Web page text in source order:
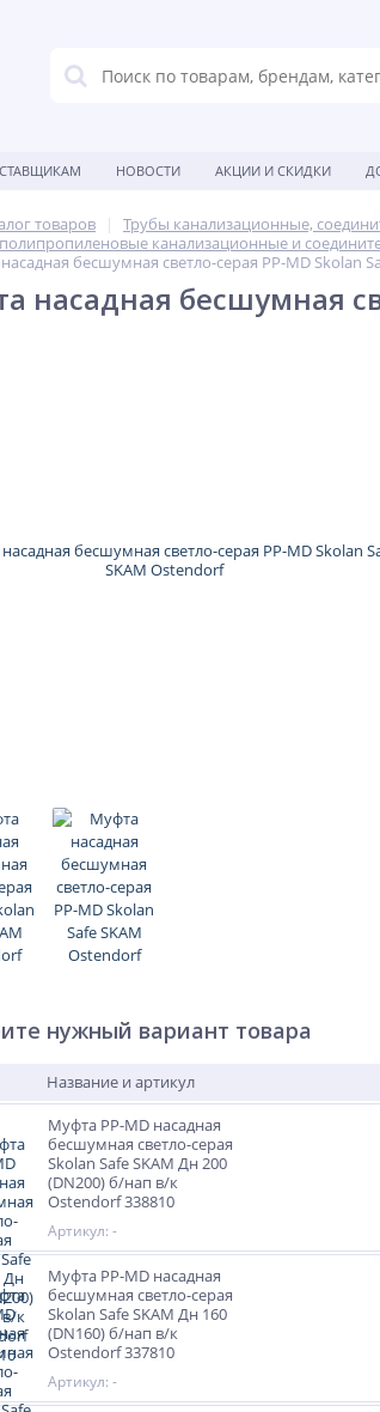
НОВОСТИ АКЦИИ И СКИДКИ
товаров
Трубы канализационные,
канализационные и
бесшумная светло-серая PP-MD Skolan
насадная бесшумная
нужный вариант товара
Название и артикул
Муфта PP-MD насадная
бесшумная светло-серая
Skolan Safe SKAM Дн 200
(DN200) б/нап в/к
Ostendorf 338810
Артикул: -
Муфта PP-MD насадная
бесшумная светло-серая
Skolan Safe SKAM Дн 160
(DN160) б/нап в/к
Ostendorf 337810
Артикул: -